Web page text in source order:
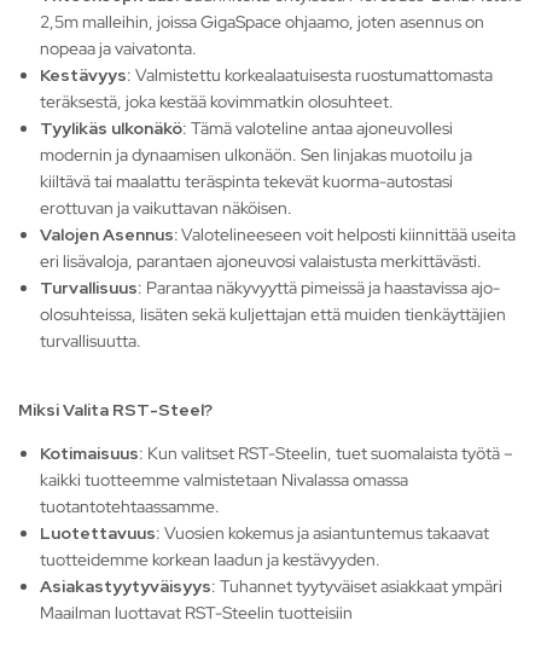
2,5m malleihin, joissa GigaSpace ohjaamo, joten asennus on
nopeaa ja vaivatonta.
Kestävyys: Valmistettu korkealaatuisesta ruostumattomasta
teräksestä, joka kestää kovimmatkin olosuhteet.
Tyylikäs ulkonäkö: Tämä valoteline antaa ajoneuvollesi
modernin ja dynaamisen ulkonäön. Sen linjakas muotoilu ja
kiiltävä tai maalattu teräspinta tekevät kuorma-autostasi
erottuvan ja vaikuttavan näköisen.
Valojen Asennus:Valotelineeseen voit helposti kiinnittää useita
eri lisävaloja, parantaen ajoneuvosi valaistusta merkittävästi.
Turvallisuus: Parantaa näkyvyyttä pimeissä ja haastavissa ajo-
olosuhteissa, lisäten sekä kuljettajan että muiden tienkäyttäjien
turvallisuutta.
Miksi Valita RST-Steel?
Kotimaisuus: Kun valitset RST-Steelin, tuet suomalaista työtä –
kaikki tuotteemme valmistetaan Nivalassa omassa
tuotantotehtaassamme.
Luotettavuus: Vuosien kokemus ja asiantuntemus takaavat
tuotteidemme korkean laadun ja kestävyyden.
Asiakastyytyväisyys: Tuhannet tyytyväiset asiakkaat ympäri
Maailman luottavat RST-Steelin tuotteisiin